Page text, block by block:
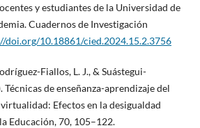
y estudiantes de la Universidad de
Cuadernos de Investigación
doi.org/10.18861/cied.2024.15.2.3756
Fiallos, L. J., & Suástegui-
Técnicas de enseñanza-aprendizaje del
Efectos en la desigualdad
Educación, 70, 105–122.